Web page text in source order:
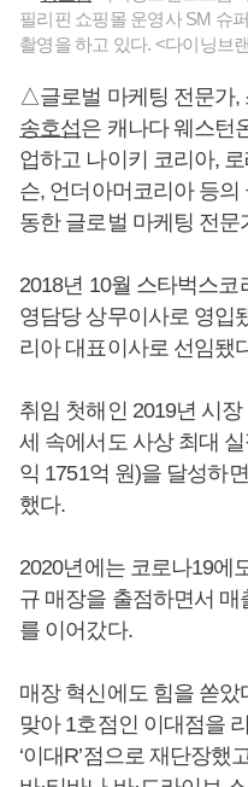
필리핀 쇼핑몰 운영사 SM 슈
촬영을 하고 있다. <다이닝브
△글로벌 마케팅 전문가,
송호섭은 캐나다 웨스턴
업하고 나이키 코리아,
슨, 언더아머코리아 등
동한 글로벌 마케팅 전문
2018년 10월 스타벅스
영담당 상무이사로 영입
리아 대표이사로 선임됐
취임 첫해인 2019년 시
세 속에서도 사상 최대
익 1751억 원)을 달성하
했다.
2020년에는 코로나19에
규 매장을 출점하면서
를 이어갔다.
매장 혁신에도 힘을 쏟았
맞아 1호점인 이대점을
‘이대R’점으로 재단장했